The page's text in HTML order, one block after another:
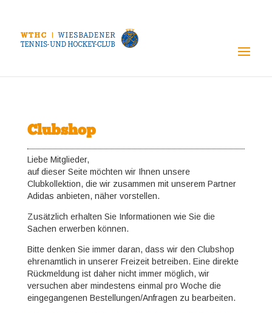
Clubshop
Liebe Mitglieder,
auf dieser Seite möchten wir Ihnen unsere
Clubkollektion, die wir zusammen mit unserem Partner
Adidas anbieten, näher vorstellen.
Zusätzlich erhalten Sie Informationen wie Sie die
Sachen erwerben können.
Bitte denken Sie immer daran, dass wir den Clubshop
ehrenamtlich in unserer Freizeit betreiben. Eine direkte
Rückmeldung ist daher nicht immer möglich, wir
versuchen aber mindestens einmal pro Woche die
eingegangenen Bestellungen/Anfragen zu bearbeiten.